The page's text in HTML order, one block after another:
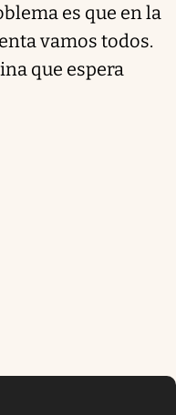
es que en la
vamos todos.
que espera